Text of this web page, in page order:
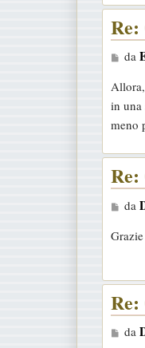
Re:
M
s
s
a
g
g
i
o
da
in una
meno
Re:
M
s
a
g
g
da
Re:
M
da